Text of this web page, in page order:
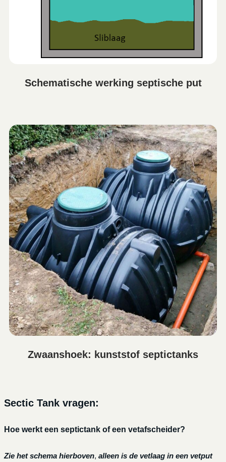
Schematische werking septische put
Zwaanshoek: kunststof septictanks
Sectic Tank vragen:
Hoe werkt een septictank of een vetafscheider?
Zie het schema hierboven, alleen is de vetlaag in een vetput